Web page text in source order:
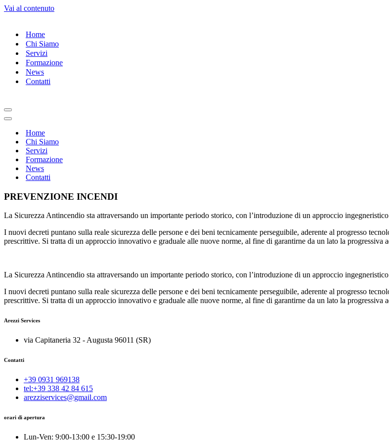
Vai al contenuto
Home
Chi Siamo
Servizi
Formazione
News
Contatti
Menu
di
Menu
navigazione
Home
Chi Siamo
Servizi
Formazione
News
Contatti
PREVENZIONE INCENDI
La Sicurezza Antincendio sta attraversando un importante periodo storico, con l’introduzione di un approccio
I nuovi decreti puntano sulla reale sicurezza delle persone e dei beni tecnicamente perseguibile, aderente al progresso
prescrittive. Si tratta di un approccio innovativo e graduale alle nuove norme, al fine di garantirne da un lato la progressiva
La Sicurezza Antincendio sta attraversando un importante periodo storico, con l’introduzione di un approccio
I nuovi decreti puntano sulla reale sicurezza delle persone e dei beni tecnicamente perseguibile, aderente al progresso
prescrittive. Si tratta di un approccio innovativo e graduale alle nuove norme, al fine di garantirne da un lato la progressiva
Arezzi Services
via Capitaneria 32 - Augusta 96011 (SR)
Contatti
+39 0931 969138
tel:+39 338 42 84 615
arezziservices@gmail.com
orari di apertura
Lun-Ven: 9:00-13:00 e 15:30-19:00